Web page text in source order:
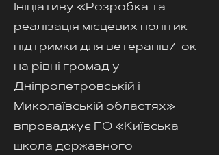
Ініціативу «Розробка та
реалізація місцевих політик
підтримки для ветеранів/-ок
на рівні громад у
Дніпропетровській і
Миколаївській областях»
впроваджує ГО «Київська
школа державного